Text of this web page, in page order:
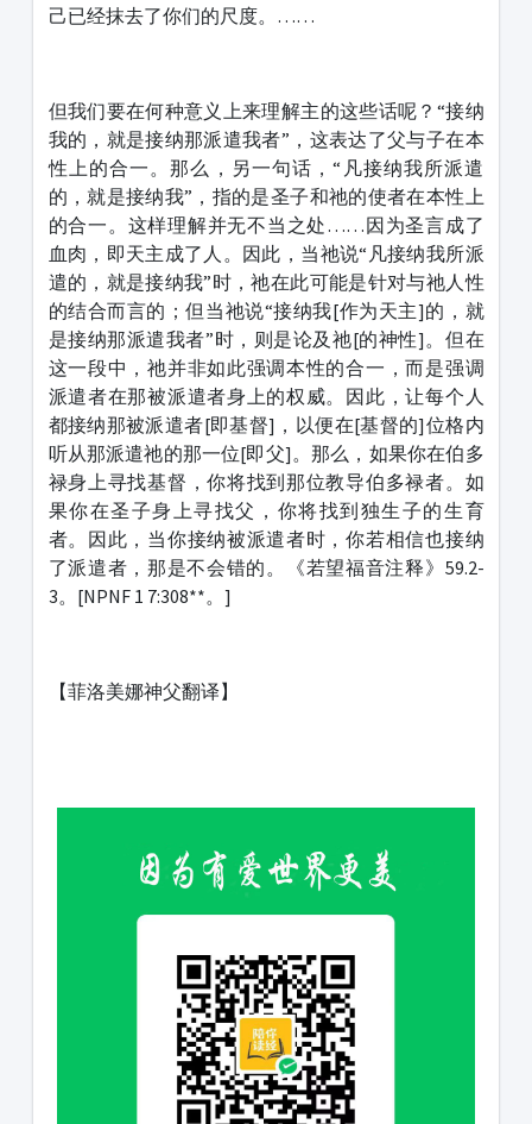
己已经抹去了你们的尺度。……
但我们要在何种意义上来理解主的这些话呢？“接纳
我的，就是接纳那派遣我者”，这表达了父与子在本
性上的合一。那么，另一句话，“凡接纳我所派遣
的，就是接纳我”，指的是圣子和祂的使者在本性上
的合一。这样理解并无不当之处……因为圣言成了
血肉，即天主成了人。因此，当祂说“凡接纳我所派
遣的，就是接纳我”时，祂在此可能是针对与祂人性
的结合而言的；但当祂说“接纳我[作为天主]的，就
是接纳那派遣我者”时，则是论及祂[的神性]。但在
这一段中，祂并非如此强调本性的合一，而是强调
派遣者在那被派遣者身上的权威。因此，让每个人
都接纳那被派遣者[即基督]，以便在[基督的]位格内
听从那派遣祂的那一位[即父]。那么，如果你在伯多
禄身上寻找基督，你将找到那位教导伯多禄者。如
果你在圣子身上寻找父，你将找到独生子的生育
者。因此，当你接纳被派遣者时，你若相信也接纳
了派遣者，那是不会错的。《若望福音注释》59.2-
3。[NPNF 1 7:308**。]
【菲洛美娜神父翻译】